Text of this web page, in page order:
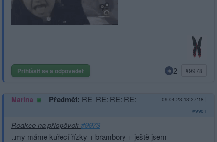
Přihlásit se a odpovědět 2 #9978
Marina | Předmět: RE: RE: RE: RE: 09.04.23 13:27:18 |
#9981
Reakce na příspěvek#9973
..my máme kuřecí řízky + brambory + ještě jsem